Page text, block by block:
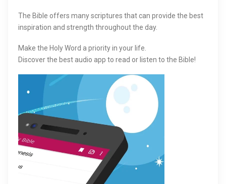
The Bible offers many scriptures that can provide the best
inspiration and strength throughout the day.
Make the Holy Word a priority in your life.
Discover the best audio app to read or listen to the Bible!